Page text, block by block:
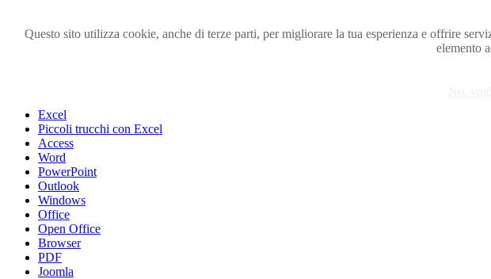
Questo sito utilizza cookie, anche di terze parti, per migliorare la tua esperienza e offrire
elemento
Excel
Piccoli trucchi con Excel
Access
Word
PowerPoint
Outlook
Windows
Office
Open Office
Browser
PDF
Joomla